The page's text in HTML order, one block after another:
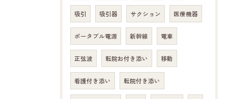
吸引 吸引器 サクション 医療機器
ポータブル電源 新幹線 電車
正弦波 転院お付き添い 移動
看護付き添い 転院付き添い